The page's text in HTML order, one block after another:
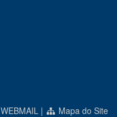
WEBMAIL | Mapa do Site